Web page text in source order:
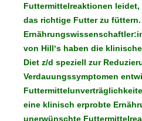
Futtermittelreaktionen
das richtige Futter zu füttern.
von Hill‘s haben die
Diet z/d speziell zur
Verdauungssymptomen
eine klinisch erprobte
unerwünschte